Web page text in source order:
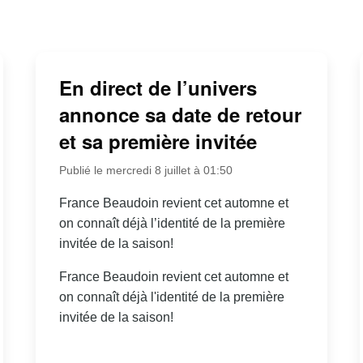
En direct de l’univers
annonce sa date de retour
et sa première invitée
Publié le mercredi 8 juillet à 01:50
France Beaudoin revient cet automne et
on connaît déjà l’identité de la première
invitée de la saison!
France Beaudoin revient cet automne et
on connaît déjà l'identité de la première
invitée de la saison!